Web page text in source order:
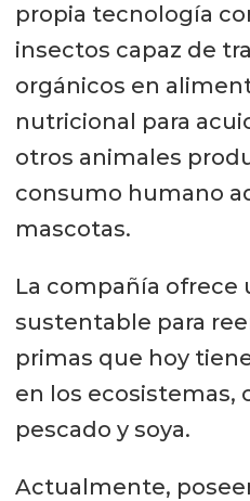
propia tecnología
insectos capaz de
orgánicos en
nutricional para
otros animales
consumo humano
mascotas.
La compañía ofrece
sustentable para
primas que hoy
en los ecosistemas,
pescado y soya.
Actualmente,